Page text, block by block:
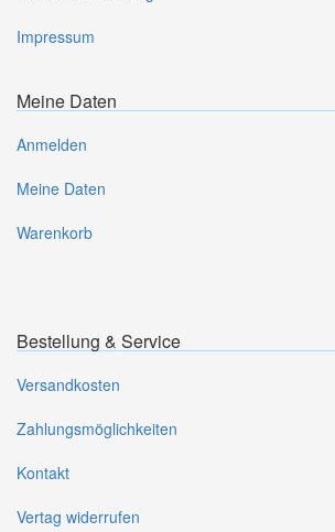
Impressum
Meine Daten
Anmelden
Meine Daten
Warenkorb
Bestellung & Service
Versandkosten
Zahlungsmöglichkeiten
Kontakt
Vertag widerrufen